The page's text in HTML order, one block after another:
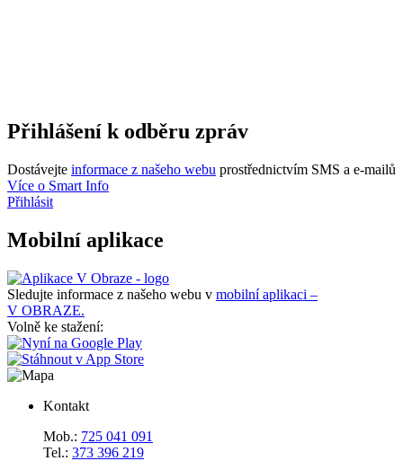
Přihlášení k odběru zpráv
Dostávejte informace z našeho webu prostřednictvím SMS a e-mailů
Více o Smart Info
Přihlásit
Mobilní aplikace
Sledujte informace z našeho webu v mobilní aplikaci –
V OBRAZE.
Volně ke stažení:
Kontakt
Mob.: 725 041 091
Tel.: 373 396 219